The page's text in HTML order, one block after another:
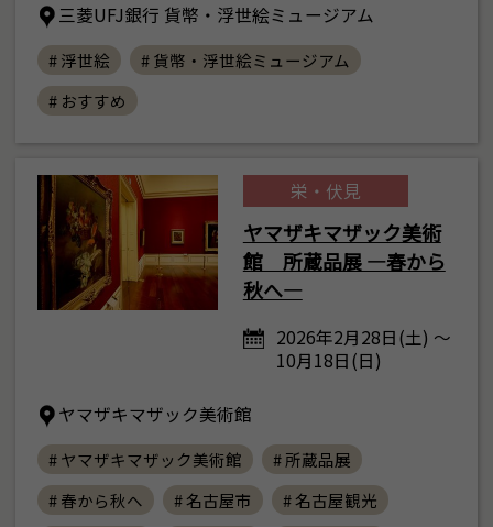
三菱UFJ銀行 貨幣・浮世絵ミュージアム
# 浮世絵
# 貨幣・浮世絵ミュージアム
# おすすめ
栄・伏見
ヤマザキマザック美術
館 所蔵品展 ―春から
秋へ―
2026年2月28日(土) ～
10月18日(日)
ヤマザキマザック美術館
# ヤマザキマザック美術館
# 所蔵品展
# 春から秋へ
# 名古屋市
# 名古屋観光